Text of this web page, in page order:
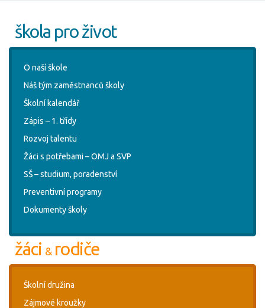
škola pro život
O naší škole
Náš tým zaměstnanců školy
Školní kalendář
Zápis – 1. třídy
Rozvoj talentu
Žáci s potřebami – OMJ a SVP
SŠ – studium, poradenství
Preventivní programy
Dokumenty školy
žáci &rodiče
Školní družina
Zájmové kroužky